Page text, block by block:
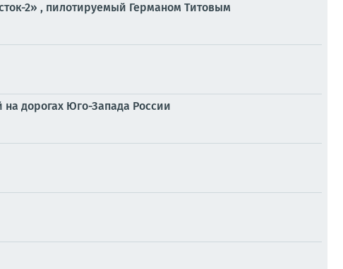
2» , пилотируемый Германом Титовым
дорогах Юго-Запада России